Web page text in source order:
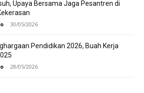
Upaya Bersama Jaga Pesantren di
- 30/05/2026
Pendidikan 2026, Buah Kerja
- 28/05/2026